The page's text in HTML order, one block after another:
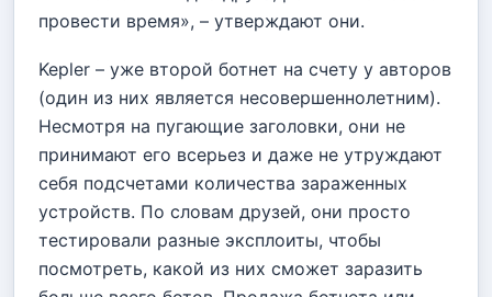
провести время», – утверждают они.
Kepler – уже второй ботнет на счету у авторов
(один из них является несовершеннолетним).
Несмотря на пугающие заголовки, они не
принимают его всерьез и даже не утруждают
себя подсчетами количества зараженных
устройств. По словам друзей, они просто
тестировали разные эксплоиты, чтобы
посмотреть, какой из них сможет заразить